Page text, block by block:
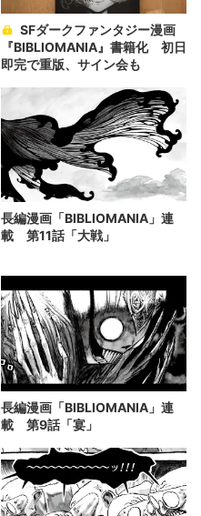
『BIBLIOMANIA』書籍化 初日
即完で重版、サイン会も
長編漫画「BIBLIOMANIA」連
載 第11話「大戦」
長編漫画「BIBLIOMANIA」連
載 第9話「宴」